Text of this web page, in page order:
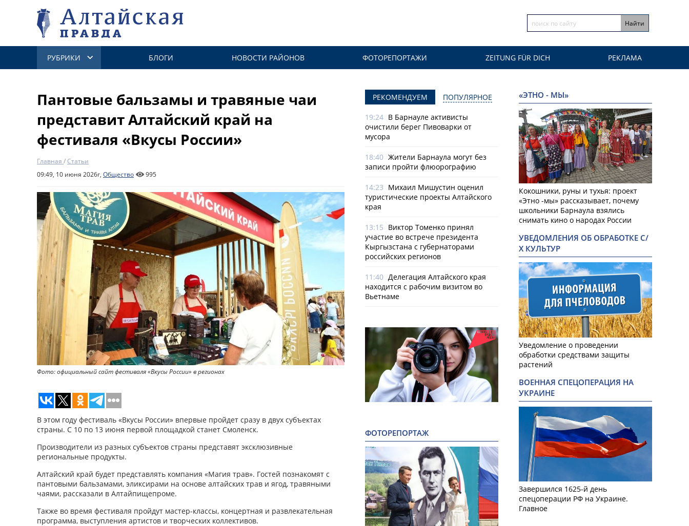
РУБРИКИ БЛОГИ НОВОСТИ РАЙОНОВ ФОТОРЕПОРТАЖИ ZEITUNG FÜR DICH РЕКЛАМА
Пантовые бальзамы и травяные чаи
представит Алтайский край на
фестиваля «Вкусы России»
Главная /Статьи
09:49, 10 июня 2026г, Общество 995
Фото: официальный сайт фестиваля «Вкусы России» в регионах
В этом году фестиваль «Вкусы России» впервые пройдет сразу в двух субъектах
страны. С 10 по 13 июня первой площадкой станет Смоленск.
Производители из разных субъектов страны представят эксклюзивные
региональные продукты.
Алтайский край будет представлять компания «Магия трав». Гостей познакомят с
пантовыми бальзамами, эликсирами на основе алтайских трав и ягод, травяными
чаями, рассказали в Алтайпищепроме.
Также во время фестиваля пройдут мастер-классы, концертная и развлекательная
программа, выступления артистов и творческих коллективов.
РЕКОМЕНДУЕМ ПОПУЛЯРНОЕ
19:24 В Барнауле активисты
очистили берег Пивоварки от
мусора
18:40 Жители Барнаула могут без
записи пройти флюорографию
14:23 Михаил Мишустин оценил
туристические проекты Алтайского
края
13:15 Виктор Томенко принял
участие во встрече президента
Кыргызстана с губернаторами
российских регионов
11:40 Делегация Алтайского края
находится с рабочим визитом во
Вьетнаме
ФОТОРЕПОРТАЖ
«ЭТНО - МЫ»
Кокошники, руны и тухья: проект
«Этно -мы» рассказывает, почему
школьники Барнаула взялись
снимать кино о народах России
УВЕДОМЛЕНИЯ ОБ ОБРАБОТКЕ С/
Х КУЛЬТУР
Уведомление о проведении
обработки средствами защиты
растений
ВОЕННАЯ СПЕЦОПЕРАЦИЯ НА
УКРАИНЕ
Завершился 1625-й день
спецоперации РФ на Украине.
Главное